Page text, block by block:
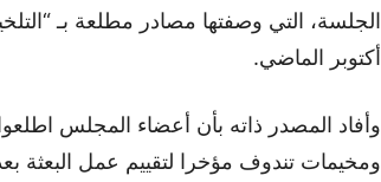
أكتوبر الماضي.
وأفاد المصدر ذاته بأن أعضاء المجلس